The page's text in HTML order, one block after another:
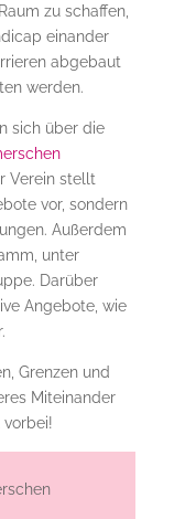
zu schaffen,
einander
abgebaut
werden.
sich über die
Verein stellt
vor, sondern
Außerdem
unter
Darüber
Angebote, wie
Grenzen und
Miteinander